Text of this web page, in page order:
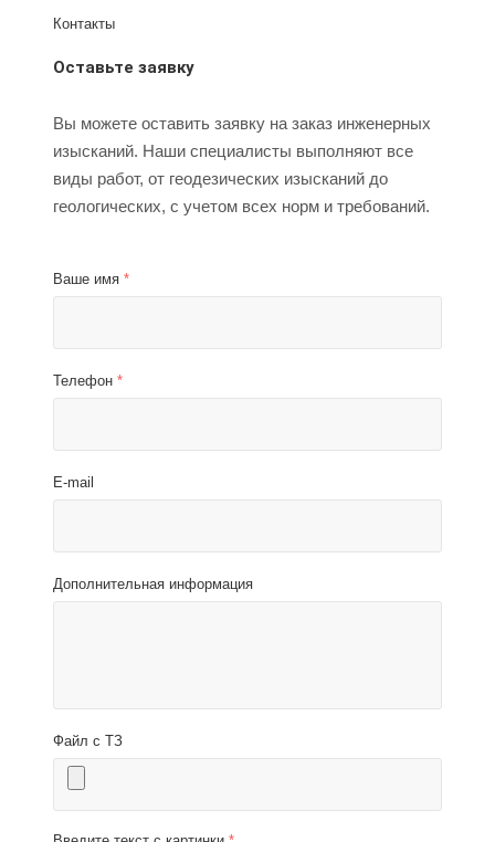
Контакты
Оставьте заявку
Вы можете оставить заявку на заказ инженерных
изысканий. Наши специалисты выполняют все
виды работ, от геодезических изысканий до
геологических, с учетом всех норм и требований.
Ваше имя *
Телефон *
E-mail
Дополнительная информация
Файл с ТЗ